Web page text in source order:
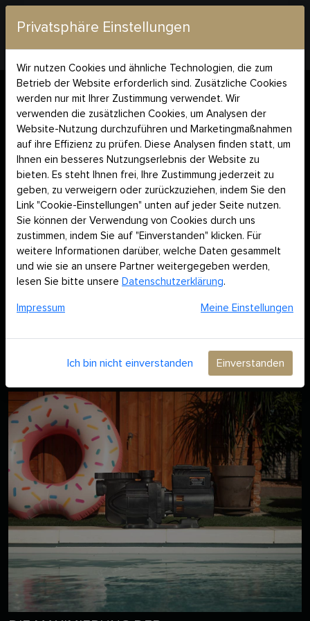
Startseite Blog
Energiekontrolle mit Mazda Pool
Pools und Energiesparen
POOLS UND
ENERGIESPAREN
Mazda Pool ist ein Hersteller von Wärmepumpen für
Schwimmbäder und Whirlpools, der sich auf die Entwicklung
nachhaltiger, energiesparender und ästhetisch
ansprechender Produkte konzentriert.Als Spezialist für
Energiemanagement gibt Ihnen Mazda Poolhier Tipps, wie
Sie bei Ihrem Pool Energie sparen können?Hier geht's lang!
Privatsphäre Einstellungen
Wir nutzen Cookies und ähnliche Technologien, die zum
Betrieb der Website erforderlich sind. Zusätzliche Cookies
werden nur mit Ihrer Zustimmung verwendet. Wir
verwenden die zusätzlichen Cookies, um Analysen der
Website-Nutzung durchzuführen und Marketingmaßnahmen
auf ihre Effizienz zu prüfen. Diese Analysen finden statt, um
Ihnen ein besseres Nutzungserlebnis der Website zu
bieten. Es steht Ihnen frei, Ihre Zustimmung jederzeit zu
geben, zu verweigern oder zurückzuziehen, indem Sie den
Link "Cookie-Einstellungen" unten auf jeder Seite nutzen.
Sie können der Verwendung von Cookies durch uns
zustimmen, indem Sie auf "Einverstanden" klicken. Für
weitere Informationen darüber, welche Daten gesammelt
und wie sie an unsere Partner weitergegeben werden,
lesen Sie bitte unsere Datenschutzerklärung.
Impressum Meine Einstellungen
Ich bin nicht einverstanden Einverstanden